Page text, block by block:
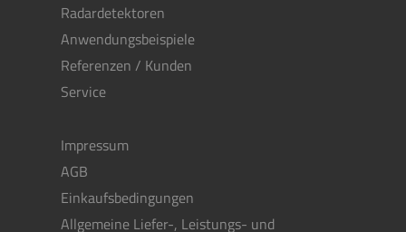
Radardetektoren
Anwendungsbeispiele
Referenzen / Kunden
Service
Impressum
AGB
Einkaufsbedingungen
Allgemeine Liefer-, Leistungs- und